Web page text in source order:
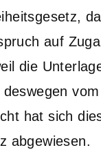
auf
die
hat sich
abgewiesen.